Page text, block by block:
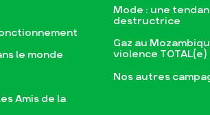
le monde
Amis de la
Mode : une
destructrice
Gaz au
violence TOTAL(e)
Nos autres